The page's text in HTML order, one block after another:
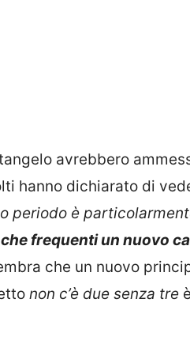
avrebbero
hanno dichiarato di
periodo è
che frequenti un nuovo
che un nuovo
non c’è due senza tre